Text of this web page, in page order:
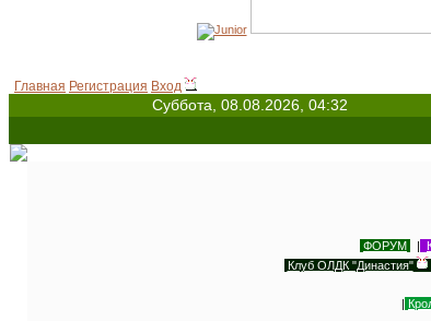
Главная Регистрация Вход
Суббота, 08.08.2026, 04:32
ФОРУМ |
Клуб ОЛДК "Династия"
|